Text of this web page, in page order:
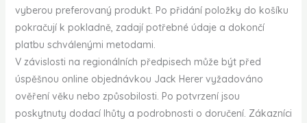
vyberou preferovaný produkt. Po přidání položky do košíku
pokračují k pokladně, zadají potřebné údaje a dokončí
platbu schválenými metodami.
V závislosti na regionálních předpisech může být před
úspěšnou online objednávkou Jack Herer vyžadováno
ověření věku nebo způsobilosti. Po potvrzení jsou
poskytnuty dodací lhůty a podrobnosti o doručení. Zákazníci